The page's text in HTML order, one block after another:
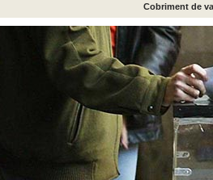
Cobriment de